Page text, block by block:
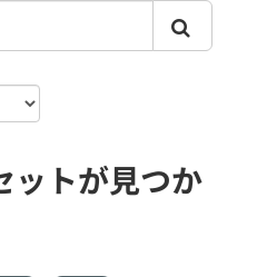
ットが見つか